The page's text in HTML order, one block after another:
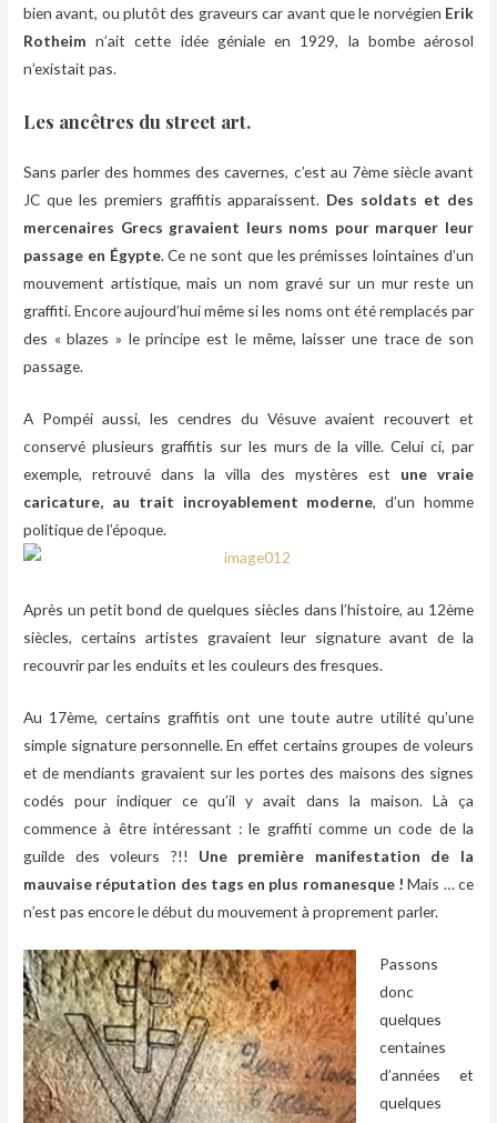
bien avant, ou plutôt des graveurs car avant que le norvégien Erik
Rotheim n’ait cette idée géniale en 1929, la bombe aérosol
n’existait pas.
Les ancêtres du street art.
Sans parler des hommes des cavernes, c’est au 7ème siècle avant
JC que les premiers graffitis apparaissent. Des soldats et des
mercenaires Grecs gravaient leurs noms pour marquer leur
passage en Égypte. Ce ne sont que les prémisses lointaines d’un
mouvement artistique, mais un nom gravé sur un mur reste un
graffiti. Encore aujourd’hui même si les noms ont été remplacés par
des « blazes » le principe est le même, laisser une trace de son
passage.
A Pompéi aussi, les cendres du Vésuve avaient recouvert et
conservé plusieurs graffitis sur les murs de la ville. Celui ci, par
exemple, retrouvé dans la villa des mystères est une vraie
caricature, au trait incroyablement moderne, d’un homme
politique de l’époque.
Après un petit bond de quelques siècles dans l’histoire, au 12ème
siècles, certains artistes gravaient leur signature avant de la
recouvrir par les enduits et les couleurs des fresques.
Au 17ème, certains graffitis ont une toute autre utilité qu’une
simple signature personnelle. En effet certains groupes de voleurs
et de mendiants gravaient sur les portes des maisons des signes
codés pour indiquer ce qu’il y avait dans la maison. Là ça
commence à être intéressant : le graffiti comme un code de la
guilde des voleurs ?!! Une première manifestation de la
mauvaise réputation des tags en plus romanesque ! Mais … ce
n’est pas encore le début du mouvement à proprement parler.
Passons
donc
quelques
centaines
d’années et
quelques